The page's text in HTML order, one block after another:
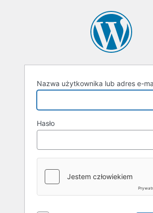
Nazwa użytkownika lub adres e-
Hasło